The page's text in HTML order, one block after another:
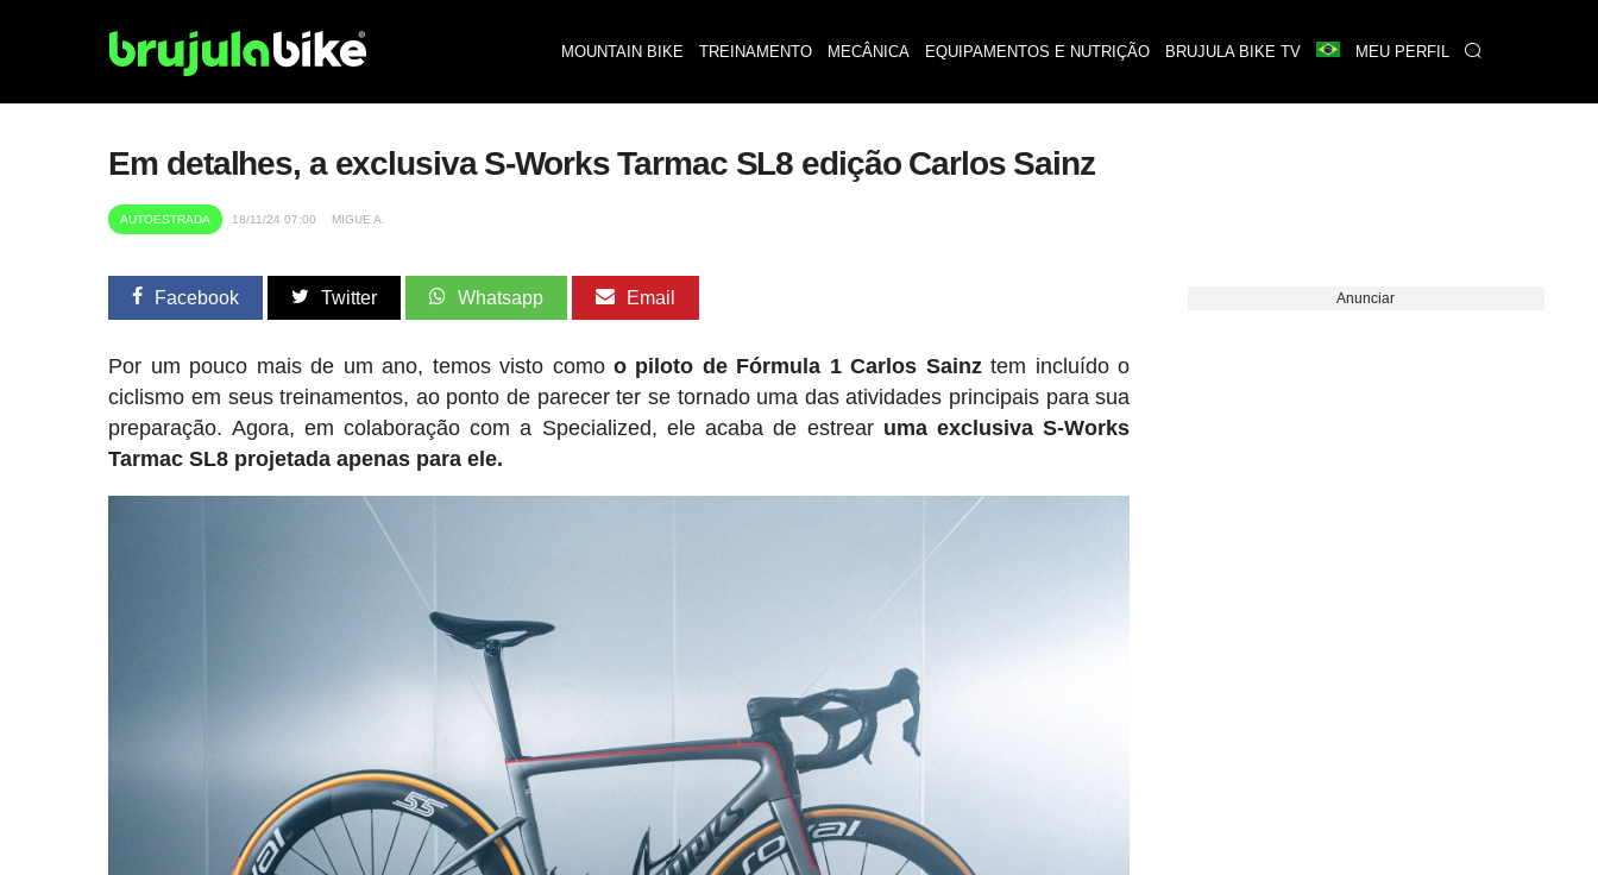
MOUNTAIN BIKE TREINAMENTO MECÂNICA EQUIPAMENTOS E NUTRIÇÃO BRUJULA BIKE TV MEU PERFIL
Em detalhes, a exclusiva S-Works Tarmac SL8 edição Carlos Sainz
AUTOESTRADA 18/11/24 07:00 MIGUE A.
Facebook Twitter Whatsapp Email
Por um pouco mais de um ano, temos visto comoo piloto de Fórmula 1 Carlos Sainztem incluído o
ciclismo em seus treinamentos, ao ponto de parecer ter se tornado uma das atividades principais para sua
preparação. Agora, em colaboração com a Specialized, ele acaba de estrear uma exclusiva S-Works
Tarmac SL8 projetada apenas para ele.
Anunciar